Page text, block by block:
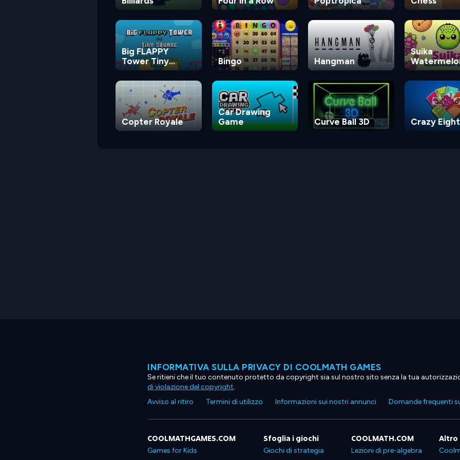
Big FLAPPY
Tower Tiny
Square
Bingo Hangman
Suika
Game
Copter Royale
Car Drawing
Game
Curve Ball 3D Crazy
INFORMATIVA SULLA PRIVACY DI COOLMATH GAMES
Se ritieni che il tuo contenuto protetto da copyright sia sul nostro sito senza la tua
di violazione del copyright.
Avviso al ritiro
Termini di utilizzo Informazioni sui nostri annunci Domande frequenti
COOLMATHGAMES.COM
Games for Kids
Sfoglia i giochi
Giochi di strategia
COOLMATH.COM
Lezioni di pre-algebra
Altro